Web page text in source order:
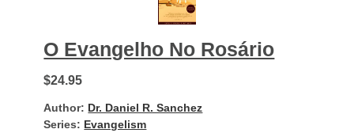
O Evangelho No Rosário
$24.95
Author: Dr. Daniel R. Sanchez
Series: Evangelism